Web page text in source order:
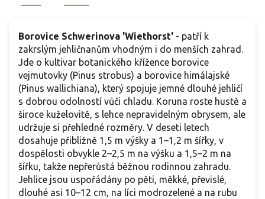
Borovice Schwerinova 'Wiethorst' - patří k
zakrslým jehličnanům vhodným i do menších zahrad.
Jde o kultivar botanického křížence borovice
vejmutovky (Pinus strobus) a borovice himálajské
(Pinus wallichiana), který spojuje jemné dlouhé jehličí
s dobrou odolností vůči chladu. Koruna roste hustě a
široce kuželovitě, s lehce nepravidelným obrysem, ale
udržuje si přehledné rozměry. V deseti letech
dosahuje přibližně 1,5 m výšky a 1–1,2 m šířky, v
dospělosti obvykle 2–2,5 m na výšku a 1,5–2 m na
šířku, takže nepřerůstá běžnou rodinnou zahradu.
Jehlice jsou uspořádány po pěti, měkké, převislé,
dlouhé asi 10–12 cm, na líci modrozelené a na rubu